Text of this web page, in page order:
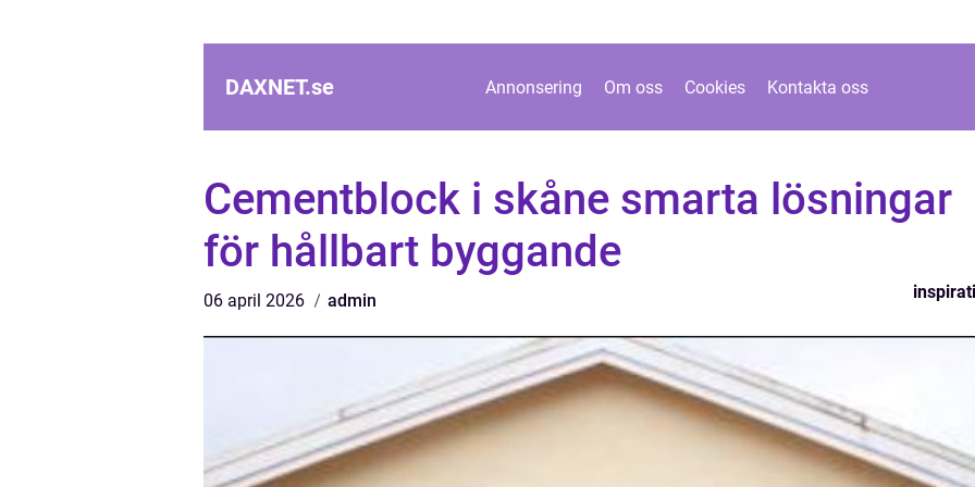
DAXNET.se Annonsering Om oss Cookies Kontakta oss
Cementblock i skåne smarta lösningar
för hållbart byggande
06 april 2026 admin